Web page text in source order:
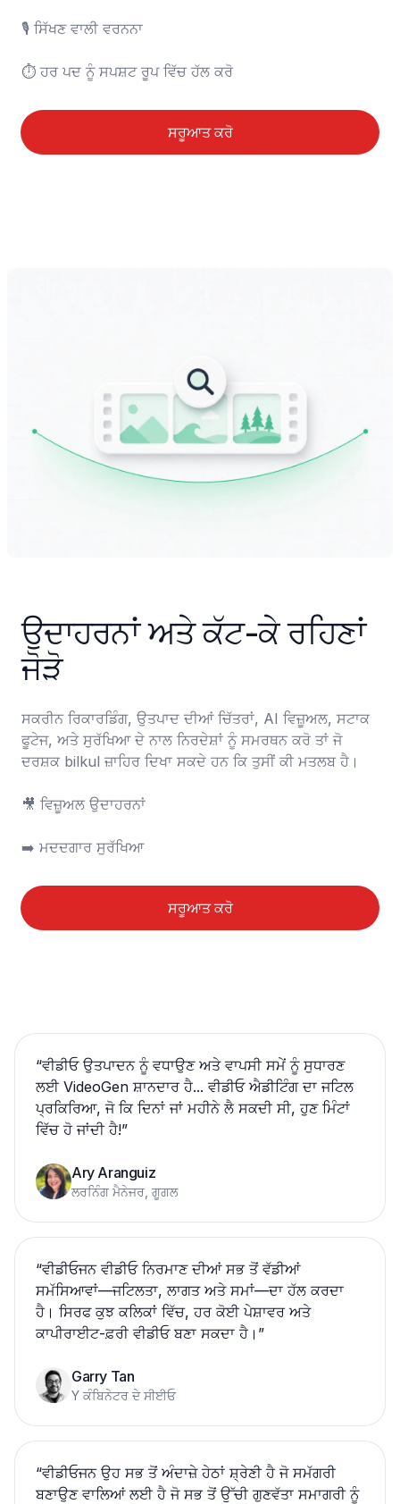
🎙️ ਸਿੱਖਣ ਵਾਲੀ ਵਰਨਨਾ
⏱️ ਹਰ ਪਦ ਨੂੰ ਸਪਸ਼ਟ ਰੂਪ ਵਿੱਚ ਹੱਲ ਕਰੋ
ਸਰੂਆਤ ਕਰੋ
ਉਦਾਹਰਨਾਂ ਅਤੇ ਕੱਟ-ਕੇ ਰਹਿਣਾਂ
ਜੋੜੋ
ਸਕਰੀਨ ਰਿਕਾਰਡਿੰਗ, ਉਤਪਾਦ ਦੀਆਂ ਚਿੱਤਰਾਂ, AI ਵਿਜ਼ੂਅਲ, ਸਟਾਕ
ਫੂਟੇਜ, ਅਤੇ ਸੁਰੱਖਿਆ ਦੇ ਨਾਲ ਨਿਰਦੇਸ਼ਾਂ ਨੂੰ ਸਮਰਥਨ ਕਰੋ ਤਾਂ ਜੋ
ਦਰਸ਼ਕ bilkul ਜ਼ਾਹਿਰ ਦਿਖਾ ਸਕਦੇ ਹਨ ਕਿ ਤੁਸੀਂ ਕੀ ਮਤਲਬ ਹੈ।
🎥 ਵਿਜ਼ੂਅਲ ਉਦਾਹਰਨਾਂ
➡️ ਮਦਦਗਾਰ ਸੁਰੱਖਿਆ
ਸਰੂਆਤ ਕਰੋ
“ਵੀਡੀਓ ਉਤਪਾਦਨ ਨੂੰ ਵਧਾਉਣ ਅਤੇ ਵਾਪਸੀ ਸਮੇਂ ਨੂੰ ਸੁਧਾਰਣ
ਲਈ VideoGen ਸ਼ਾਨਦਾਰ ਹੈ... ਵੀਡੀਓ ਐਡੀਟਿੰਗ ਦਾ ਜਟਿਲ
ਪ੍ਰਕਿਰਿਆ, ਜੋ ਕਿ ਦਿਨਾਂ ਜਾਂ ਮਹੀਨੇ ਲੈ ਸਕਦੀ ਸੀ, ਹੁਣ ਮਿੰਟਾਂ
ਵਿੱਚ ਹੋ ਜਾਂਦੀ ਹੈ!”
Ary Aranguiz
ਲਰਨਿੰਗ ਮੈਨੇਜਰ, ਗੂਗਲ
“ਵੀਡੀਓਜਨ ਵੀਡੀਓ ਨਿਰਮਾਣ ਦੀਆਂ ਸਭ ਤੋਂ ਵੱਡੀਆਂ
ਸਮੱਸਿਆਵਾਂ—ਜਟਿਲਤਾ, ਲਾਗਤ ਅਤੇ ਸਮਾਂ—ਦਾ ਹੱਲ ਕਰਦਾ
ਹੈ। ਸਿਰਫ ਕੁਝ ਕਲਿਕਾਂ ਵਿੱਚ, ਹਰ ਕੋਈ ਪੇਸ਼ਾਵਰ ਅਤੇ
ਕਾਪੀਰਾਈਟ-ਫ਼ਰੀ ਵੀਡੀਓ ਬਣਾ ਸਕਦਾ ਹੈ। ”
Garry Tan
Y ਕੰਬਿਨੇਟਰ ਦੇ ਸੀਈਓ
“ਵੀਡੀਓਜਨ ਉਹ ਸਭ ਤੋਂ ਅੰਦਾਜ਼ੇ ਹੇਠਾਂ ਸ਼੍ਰੇਣੀ ਹੈ ਜੋ ਸਮੱਗਰੀ
ਬਣਾਉਣ ਵਾਲਿਆਂ ਲਈ ਹੈ ਜੋ ਸਭ ਤੋਂ ਉੱਚੀ ਗੁਣਵੱਤਾ ਸਮਾਗਰੀ ਨੂੰ